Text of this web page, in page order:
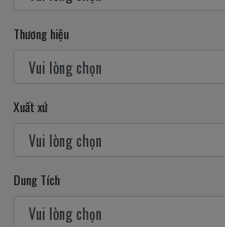
Thương hiệu
Xuất xứ
Dung Tích